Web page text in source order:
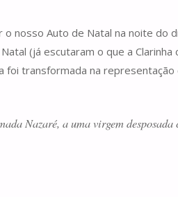
nosso Auto de Natal na noite do
(já escutaram o que a
foi transformada na
Nazaré, a uma virgem